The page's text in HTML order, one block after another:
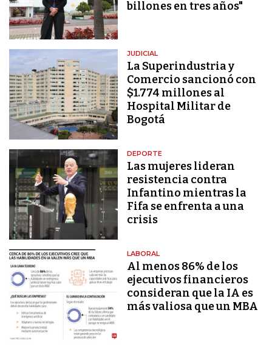
billones en tres años"
JUDICIAL
La Superindustria y
Comercio sancionó con
$1.774 millones al
Hospital Militar de
Bogotá
DEPORTE
Las mujeres lideran
resistencia contra
Infantino mientras la
Fifa se enfrenta a una
crisis
LABORAL
Al menos 86% de los
ejecutivos financieros
consideran que la IA es
más valiosa que un MBA